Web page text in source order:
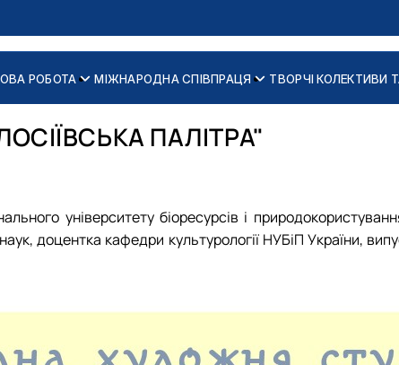
РОБОТА МІЖНАРОДНА СПІВПРАЦЯ ТВОРЧІ КОЛЕКТИВИ
Семеновського
ПАЛІТРА"
університету біоресурсів і
доцентка кафедри культурології НУБіП України,